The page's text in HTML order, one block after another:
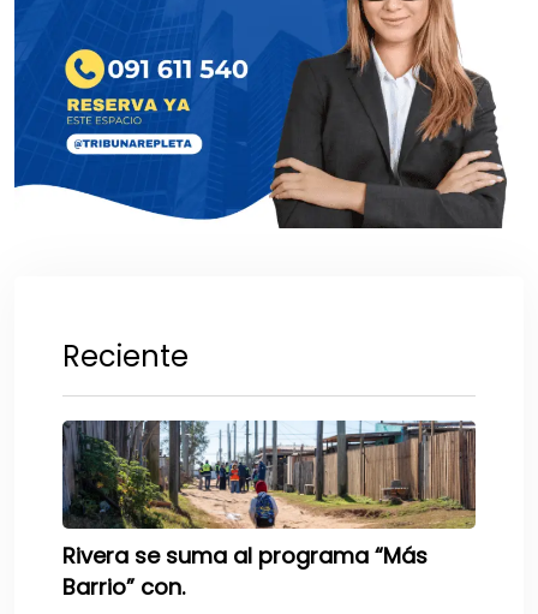
Reciente
Rivera se suma al programa “Más
Barrio” con.